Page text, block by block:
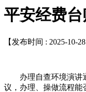
平安经费
【发布时间 : 2025-10-
办理自查环境演讲通
议，办理、操做流程能